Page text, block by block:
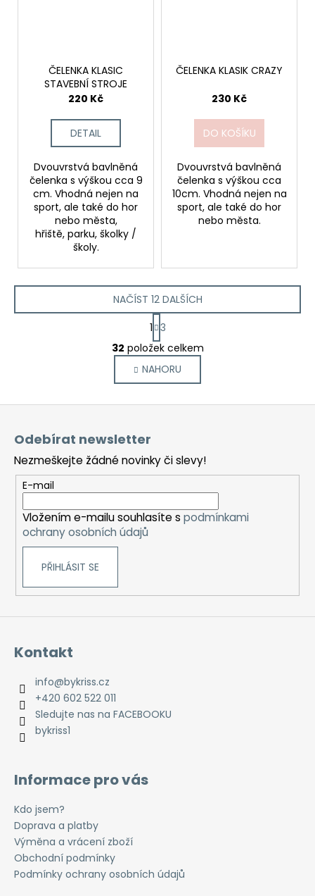
ČELENKA KLASIC
STAVEBNÍ STROJE
220 Kč
DETAIL
Dvouvrstvá bavlněná
čelenka s výškou cca 9
cm. Vhodná nejen na
sport, ale také do hor
nebo města,
hřiště, parku, školky /
školy.
ČELENKA KLASIK CRAZY
230 Kč
DO KOŠÍKU
Dvouvrstvá bavlněná
čelenka s výškou cca
10cm. Vhodná nejen na
sport, ale také do hor
nebo města.
O
v
l
á
d
p
r
v
k
y
u
NAČÍST 12 DALŠÍCH
S
t
r
á
n
k
o
í
1 3
32 položek celkem
NAHORU
Odebírat newsletter
Nezmeškejte žádné novinky či slevy!
E-mail
Vložením e-mailu souhlasíte s podmínkami
ochrany osobních údajů
PŘIHLÁSIT SE
Kontakt
info@bykriss.cz
+420 602 522 011
Sledujte nas na FACEBOOKU
bykriss1
Informace pro vás
Kdo jsem?
Doprava a platby
Výměna a vrácení zboží
Obchodní podmínky
Podmínky ochrany osobních údajů